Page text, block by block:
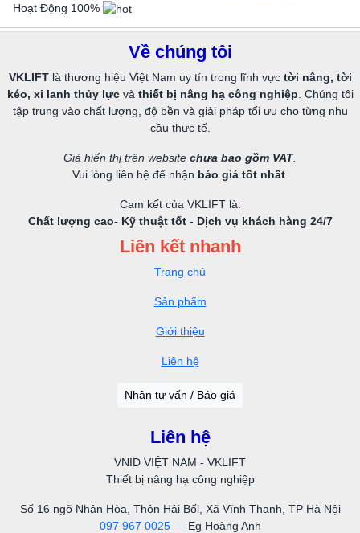
Hoạt Động 100%
Về chúng tôi
VKLIFTlà thương hiệu Việt Nam uy tín trong lĩnh vực tời nâng, tời
kéo, xi lanh thủy lựcvà thiết bị nâng hạ công nghiệp . Chúng tôi
tập trung vào chất lượng, độ bền và giải pháp tối ưu cho từng nhu
cầu thực tế.
Giá hiển thị trên website chưa bao gồm VAT.
Vui lòng liên hệ để nhận báo giá tốt nhất.
Cam kết của VKLIFT là:
Chất lượng cao- Kỹ thuật tốt - Dịch vụ khách hàng 24/7
Liên kết nhanh
Trang chủ
Sản phẩm
Giới thiệu
Liên hệ
Nhận tư vấn / Báo giá
Liên hệ
VNID VIỆT NAM - VKLIFT
Thiết bị nâng hạ công nghiệp
Số 16 ngõ Nhân Hòa, Thôn Hải Bối, Xã Vĩnh Thanh, TP Hà Nội
097 967 0025— Eg Hoàng Anh